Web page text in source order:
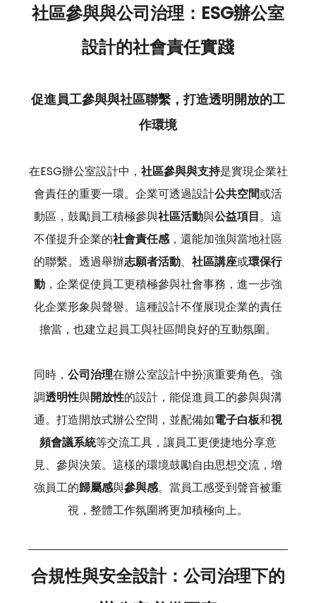
社區參與與公司治理：ESG辦公室
設計的社會責任實踐
促進員工參與與社區聯繫，打造透明開放的工
作環境
在ESG辦公室設計中， 社區參與與支持是實現企業社
會責任的重要一環。企業可透過設計公共空間或活
動區，鼓勵員工積極參與社區活動與公益項目。這
不僅提升企業的社會責任感，還能加強與當地社區
的聯繫。透過舉辦志願者活動、 社區講座或環保行
動 ，企業促使員工更積極參與社會事務，進一步強
化企業形象與聲譽。這種設計不僅展現企業的責任
擔當，也建立起員工與社區間良好的互動氛圍。
同時， 公司治理在辦公室設計中扮演重要角色。強
調透明性與開放性的設計，能促進員工的參與與溝
通。打造開放式辦公空間，並配備如電子白板和視
頻會議系統等交流工具，讓員工更便捷地分享意
見、參與決策。這樣的環境鼓勵自由思想交流，增
強員工的歸屬感與參與感。當員工感受到聲音被重
視，整體工作氛圍將更加積極向上。
合規性與安全設計：公司治理下的